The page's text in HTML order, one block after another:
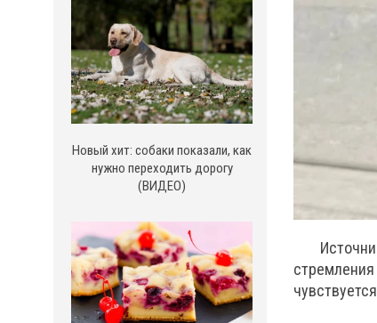
Новый хит: собаки показали, как
нужно переходить дорогу
(ВИДЕО)